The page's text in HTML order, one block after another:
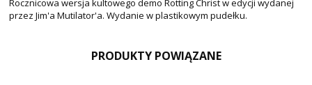
Rocznicowa wersja kultowego demo Rotting Christ w edycji wydanej
przez Jim'a Mutilator'a. Wydanie w plastikowym pudełku.
PRODUKTY POWIĄZANE